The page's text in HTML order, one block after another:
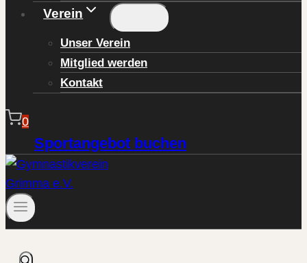
Verein
Unser Verein
Mitglied werden
Kontakt
0
Sportangebot buchen